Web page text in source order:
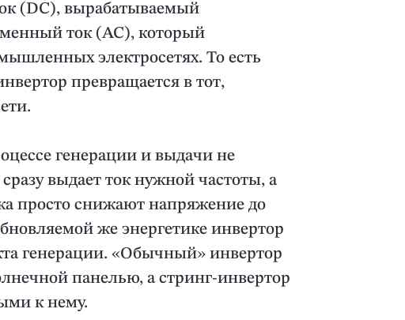
(DC), вырабатываемый
ток (AC), который
электросетях. То есть
превращается в тот,
генерации и выдачи не
выдает ток нужной частоты, а
просто снижают напряжение до
же энергетике инвертор
генерации. «Обычный» инвертор
панелью, а стринг-инвертор
к нему.